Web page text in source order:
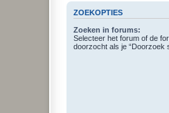
ZOEKOPTIES
Zoeken in forums:
Selecteer het forum of de
doorzocht als je “Doorzoek